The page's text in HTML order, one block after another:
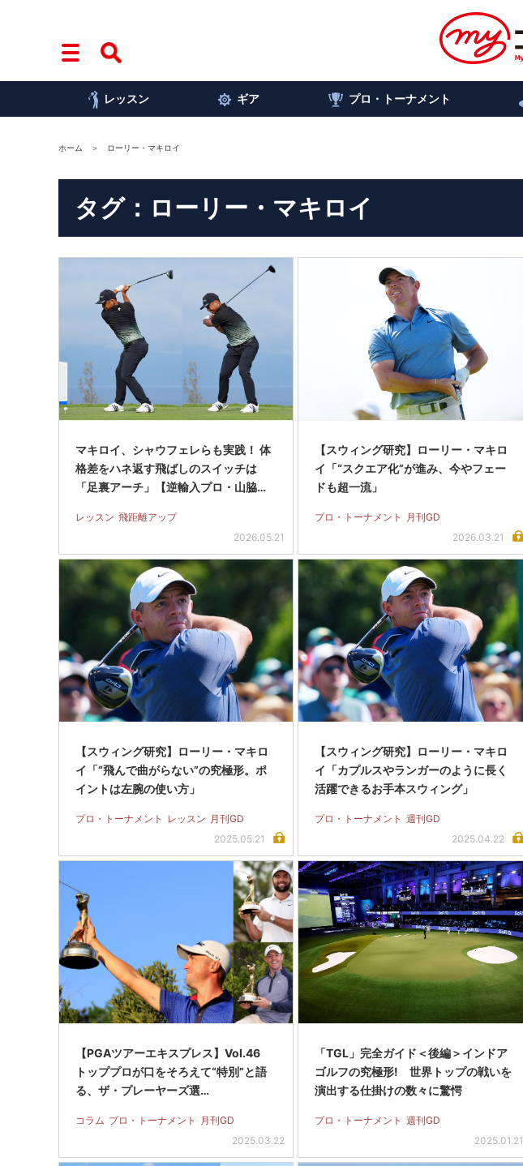
レッスン ギア プロ・トーナメント
ホーム ローリー・マキロイ
タグ：ローリー・マキロイ
マキロイ、シャウフェレらも実践！ 体
格差をハネ返す飛ばしのスイッチは
「足裏アーチ」【逆輸入プロ・山脇…
レッスン 飛距離アップ
2026.05.21
【スウィング研究】ローリー・マキロ
イ「“スクエア化”が進み、今やフェー
ドも超一流」
プロ・トーナメント
月刊GD
2026.03.21
【スウィング研究】ローリー・マキロ
イ「“飛んで曲がらない”の究極形。ポ
イントは左腕の使い方」
プロ・トーナメント レッスン 月刊GD
2025.05.21
【スウィング研究】ローリー・マキロ
イ「カプルスやランガーのように長く
活躍できるお手本スウィング」
プロ・トーナメント 週刊GD
2025.04.22
【PGAツアーエキスプレス】Vol.46
トッププロが口をそろえて“特別”と語
る、ザ・プレーヤーズ選…
コラム プロ・トーナメント
月刊GD
2025.03.22
「TGL」完全ガイド＜後編＞インドア
ゴルフの究極形! 世界トップの戦いを
演出する仕掛けの数々に驚愕
プロ・トーナメント 週刊GD
2025.01.21